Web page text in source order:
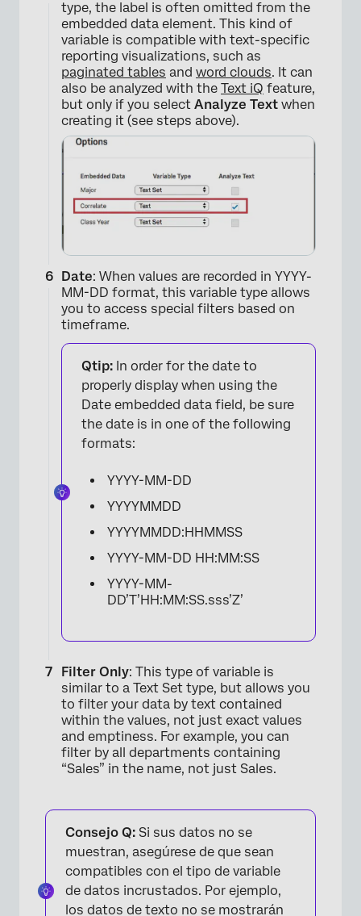
×
type, the label is often omitted from the
embedded data element. This kind of
variable is compatible with text-specific
reporting visualizations, such as
paginated tables and word clouds. It can
also be analyzed with the Text iQ feature,
but only if you select Analyze Text when
creating it (see steps above).
Date: When values are recorded in YYYY-
MM-DD format, this variable type allows
you to access special filters based on
timeframe.
Qtip: In order for the date to
properly display when using the
Date embedded data field, be sure
the date is in one of the following
formats:
YYYY-MM-DD
YYYYMMDD
YYYYMMDD:HHMMSS
YYYY-MM-DD HH:MM:SS
YYYY-MM-
DD’T’HH:MM:SS.sss’Z’
Filter Only: This type of variable is
similar to a Text Set type, but allows you
to filter your data by text contained
within the values, not just exact values
and emptiness. For example, you can
filter by all departments containing
“Sales” in the name, not just Sales.
Consejo Q: Si sus datos no se
muestran, asegúrese de que sean
compatibles con el tipo de variable
de datos incrustados. Por ejemplo,
los datos de texto no se mostrarán